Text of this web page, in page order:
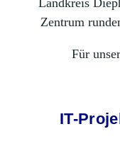
Landkreis
Zentrum
Für
IT-